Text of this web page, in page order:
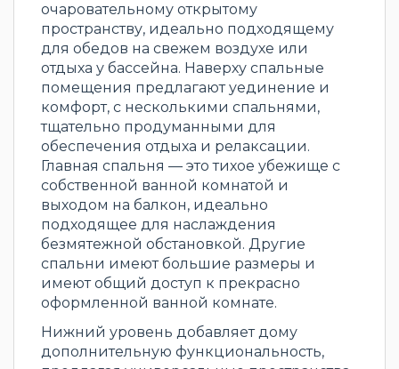
очаровательному открытому
пространству, идеально подходящему
для обедов на свежем воздухе или
отдыха у бассейна. Наверху спальные
помещения предлагают уединение и
комфорт, с несколькими спальнями,
тщательно продуманными для
обеспечения отдыха и релаксации.
Главная спальня — это тихое убежище с
собственной ванной комнатой и
выходом на балкон, идеально
подходящее для наслаждения
безмятежной обстановкой. Другие
спальни имеют большие размеры и
имеют общий доступ к прекрасно
оформленной ванной комнате.
Нижний уровень добавляет дому
дополнительную функциональность,